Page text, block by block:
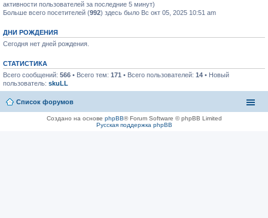
активности пользователей за последние 5 минут)
Больше всего посетителей (992) здесь было Вс окт 05, 2025 10:51 am
ДНИ РОЖДЕНИЯ
Сегодня нет дней рождения.
СТАТИСТИКА
Всего сообщений: 566 • Всего тем: 171 • Всего пользователей: 14 • Новый
пользователь: skuLL
Список форумов
Создано на основе phpBB® Forum Software © phpBB Limited
Русская поддержка phpBB